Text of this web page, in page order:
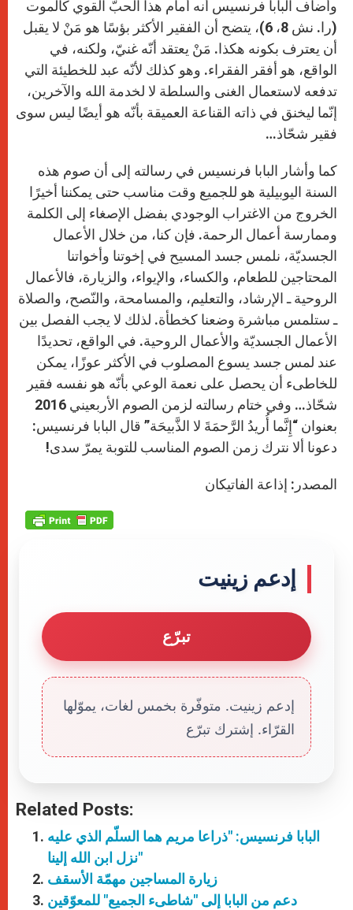
وأضاف البابا فرنسيس أنه أمام هذا الحبّ القوي كالموت
(را. نش 8، 6)، يتضح أن الفقير الأكثر بؤسًا هو مَنْ لا يقبل
أن يعترف بكونه هكذا. مَنْ يعتقد أنّه غنيّ، ولكنه، في
الواقع، هو أفقر الفقراء. وهو كذلك لأنّه عبد للخطيئة التي
تدفعه لاستعمال الغنى والسلطة لا لخدمة الله والآخرين،
إنّما ليخنق في ذاته القناعة العميقة بأنّه هو أيضًا ليس سوى
فقير شحّاذ…
كما وأشار البابا فرنسيس في رسالته إلى أن صوم هذه
السنة اليوبيلية هو للجميع وقت مناسب حتى يمكننا أخيرًا
الخروج من الاغتراب الوجودي بفضل الإصغاء إلى الكلمة
وممارسة أعمال الرحمة. فإن كنا، من خلال الأعمال
الجسديّة، نلمس جسد المسيح في إخوتنا وأخواتنا
المحتاجين للطعام، والكساء، والإيواء، والزيارة، فالأعمال
الروحية ـ الإرشاد، والتعليم، والمسامحة، والنّصح، والصلاة
ـ ستلمس مباشرة وضعنا كخطأة. لذلك لا يجب الفصل بين
الأعمال الجسديّة والأعمال الروحية. في الواقع، تحديدًا
عند لمس جسد يسوع المصلوب في الأكثر عوزًا، يمكن
للخاطىء أن يحصل على نعمة الوعي بأنّه هو نفسه فقير
شحّاذ… وفي ختام رسالته لزمن الصوم الأربعيني 2016
بعنوان “إِنَّما أُريدُ الرَّحمَةَ لا الذَّبيحَة” قال البابا فرنسيس:
دعونا ألا نترك زمن الصوم المناسب للتوبة يمرّ سدى!
المصدر: إذاعة الفاتيكان
إدعم زينيت
تبرّع
إدعم زينيت. متوفّرة بخمس لغات، يموّلها
القرّاء. إشترك تبرّع
Related Posts:
البابا فرنسيس: "ذراعا مريم هما السلّم الذي عليه
نزل ابن الله إلينا"
زيارة المساجين مهمّة الأسقف
دعم من البابا إلى "شاطىء الجميع" للمعوّقين